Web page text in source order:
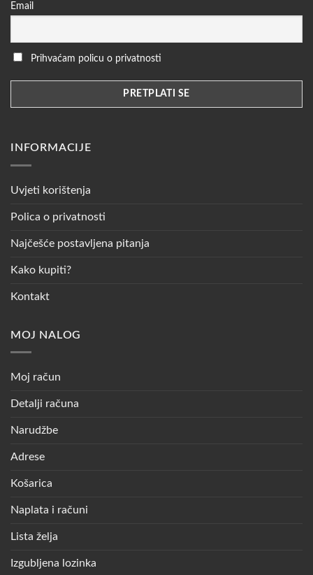
Email
Prihvaćam policu o privatnosti
INFORMACIJE
Uvjeti korištenja
Polica o privatnosti
Najčešće postavljena pitanja
Kako kupiti?
Kontakt
MOJ NALOG
Moj račun
Detalji računa
Narudžbe
Adrese
Košarica
Naplata i računi
Lista želja
Izgubljena lozinka